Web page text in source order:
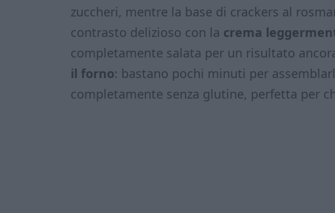
zuccheri, mentre la base di crackers al
contrasto delizioso con la crema
completamente salata per un risultato
il forno: bastano pochi minuti per
completamente senza glutine, perfetta per